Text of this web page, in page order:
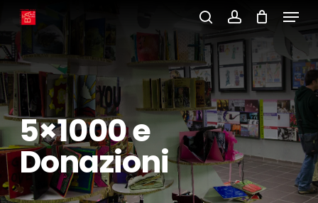
main
content
search account
Menu
5×1000 e
Donazioni